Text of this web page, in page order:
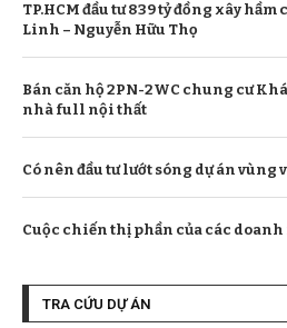
TP.HCM đầu tư 839 tỷ đồng xây
Linh – Nguyễn Hữu Thọ
Bán căn hộ 2PN-2WC chung cư
nhà full nội thất
Có nên đầu tư lướt sóng dự án vùng
Cuộc chiến thị phần của các
TRA CỨU DỰ ÁN